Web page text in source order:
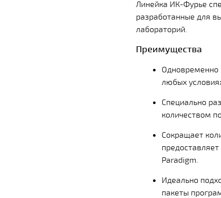
Линейка ИК-Фурье
разработанные для
лабораторий.
Преимущества
Одновременно
любых
Специально
количеством
Сокращает
Paradigm.
Идеально
пакеты